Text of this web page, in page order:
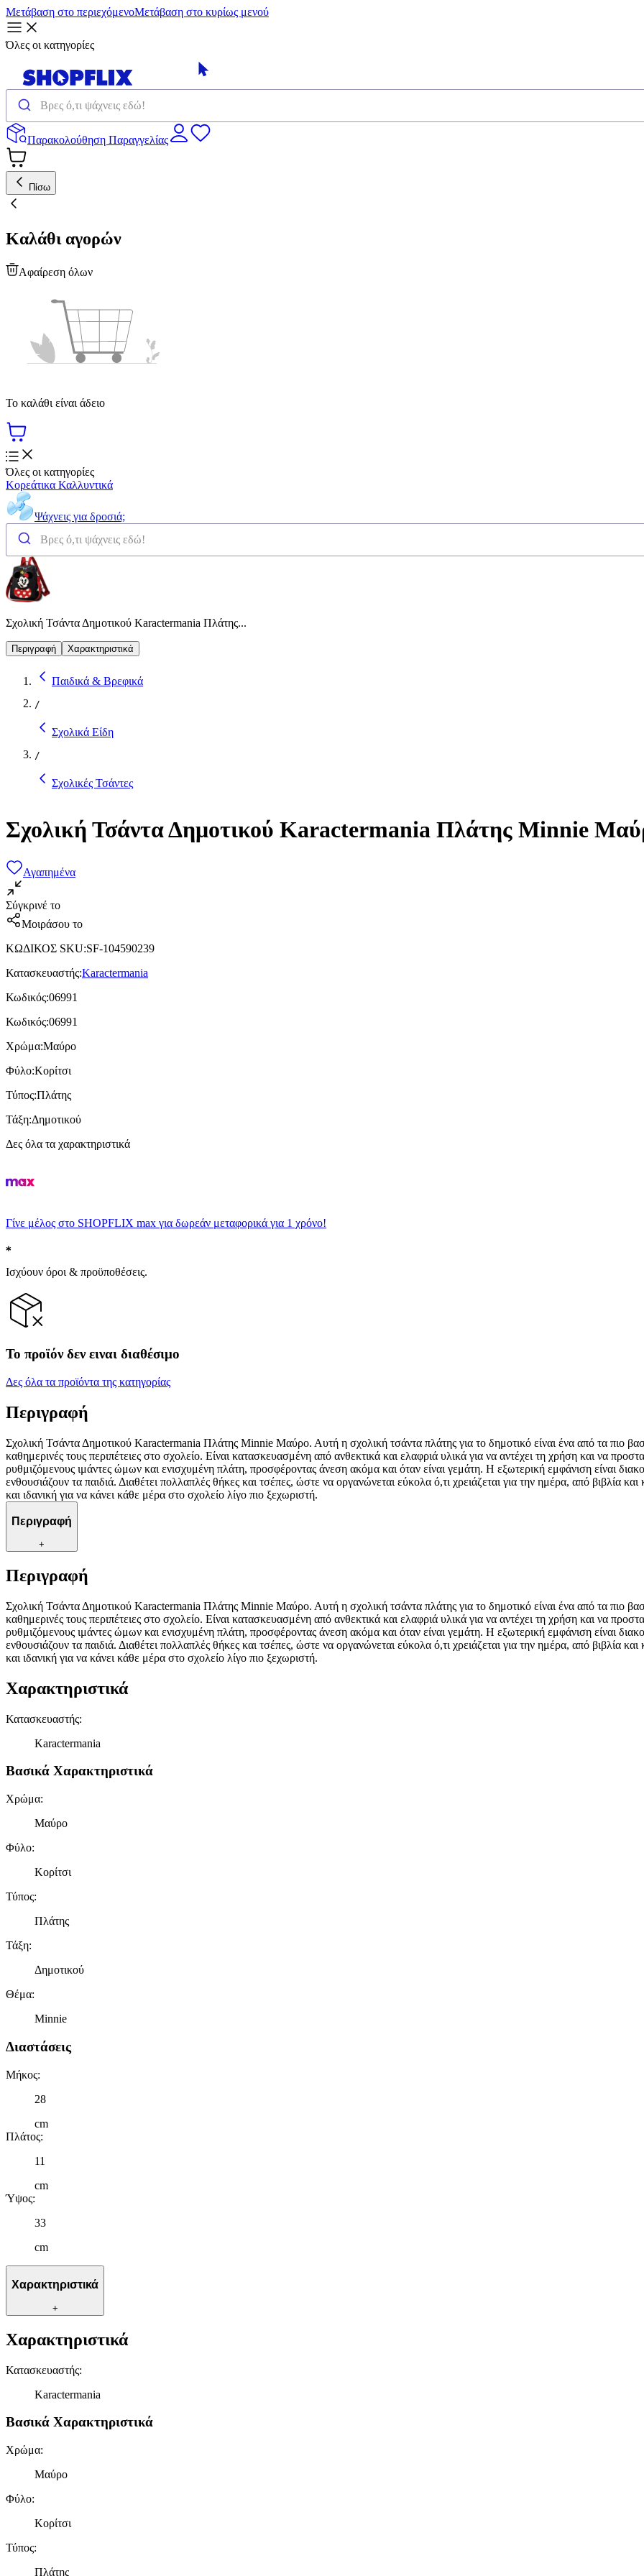
Μετάβαση στο περιεχόμενοΜετάβαση στο κυρίως μενού
Όλες οι κατηγορίες
Παρακολούθηση Παραγγελίας
Πίσω
Καλάθι αγορών
Αφαίρεση όλων
Το καλάθι είναι άδειο
Όλες οι κατηγορίες
Κορεάτικα Καλλυντικά
Ψάχνεις για δροσιά;
Σχολική Τσάντα Δημοτικού Karactermania Πλάτης...
Περιγραφή Χαρακτηριστικά
Παιδικά & Βρεφικά
/
Σχολικά Είδη
/
Σχολικές Τσάντες
Σχολική Τσάντα Δημοτικού Karactermania Πλάτης Minnie
Αγαπημένα
Σύγκρινέ το
Μοιράσου το
ΚΩΔΙΚΟΣ SKU:SF-104590239
Κατασκευαστής:Karactermania
Κωδικός:06991
Κωδικός:06991
Χρώμα:Μαύρο
Φύλο:Κορίτσι
Τύπος:Πλάτης
Τάξη:Δημοτικού
Δες όλα τα χαρακτηριστικά
Γίνε μέλος στο SHOPFLIX max για δωρεάν μεταφορικά για 1 χρόνο!
Ισχύουν όροι & προϋποθέσεις.
Το προϊόν δεν ειναι διαθέσιμο
Δες όλα τα προϊόντα της κατηγορίας
Περιγραφή
Σχολική Τσάντα Δημοτικού Karactermania Πλάτης Minnie Μαύρο. Αυτή η σχολική τσάντα πλάτης για το δημοτικό είναι ένα από τα πιο
καθημερινές τους περιπέτειες στο σχολείο. Είναι κατασκευασμένη από ανθεκτικά και ελαφριά υλικά για να αντέχει τη χρήση και να
ρυθμιζόμενους ιμάντες ώμων και ενισχυμένη πλάτη, προσφέροντας άνεση ακόμα και όταν είναι γεμάτη. Η εξωτερική εμφάνιση είναι
ενθουσιάζουν τα παιδιά. Διαθέτει πολλαπλές θήκες και τσέπες, ώστε να οργανώνεται εύκολα ό,τι χρειάζεται για την ημέρα, από βιβλία
και ιδανική για να κάνει κάθε μέρα στο σχολείο λίγο πιο ξεχωριστή.
Περιγραφή
+
Περιγραφή
Σχολική Τσάντα Δημοτικού Karactermania Πλάτης Minnie Μαύρο. Αυτή η σχολική τσάντα πλάτης για το δημοτικό είναι ένα από τα πιο
καθημερινές τους περιπέτειες στο σχολείο. Είναι κατασκευασμένη από ανθεκτικά και ελαφριά υλικά για να αντέχει τη χρήση και να
ρυθμιζόμενους ιμάντες ώμων και ενισχυμένη πλάτη, προσφέροντας άνεση ακόμα και όταν είναι γεμάτη. Η εξωτερική εμφάνιση είναι
ενθουσιάζουν τα παιδιά. Διαθέτει πολλαπλές θήκες και τσέπες, ώστε να οργανώνεται εύκολα ό,τι χρειάζεται για την ημέρα, από βιβλία
και ιδανική για να κάνει κάθε μέρα στο σχολείο λίγο πιο ξεχωριστή.
Χαρακτηριστικά
Κατασκευαστής:
Karactermania
Βασικά Χαρακτηριστικά
Χρώμα:
Μαύρο
Φύλο:
Κορίτσι
Τύπος:
Πλάτης
Τάξη:
Δημοτικού
Θέμα:
Minnie
Διαστάσεις
Μήκος:
28
cm
Πλάτος:
11
cm
Ύψος:
33
cm
Χαρακτηριστικά
+
Χαρακτηριστικά
Κατασκευαστής:
Karactermania
Βασικά Χαρακτηριστικά
Χρώμα:
Μαύρο
Φύλο:
Κορίτσι
Τύπος:
Πλάτης